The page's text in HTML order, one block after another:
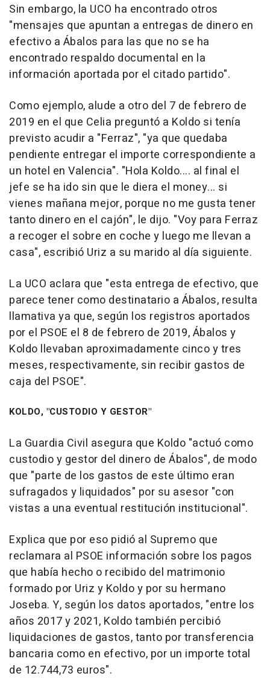
Sin embargo, la UCO ha encontrado otros
"mensajes que apuntan a entregas de dinero en
efectivo a Ábalos para las que no se ha
encontrado respaldo documental en la
información aportada por el citado partido".
Como ejemplo, alude a otro del 7 de febrero de
2019 en el que Celia preguntó a Koldo si tenía
previsto acudir a "Ferraz", "ya que quedaba
pendiente entregar el importe correspondiente a
un hotel en Valencia". "Hola Koldo.... al final el
jefe se ha ido sin que le diera el money... si
vienes mañana mejor, porque no me gusta tener
tanto dinero en el cajón", le dijo. "Voy para Ferraz
a recoger el sobre en coche y luego me llevan a
casa", escribió Uriz a su marido al día siguiente.
La UCO aclara que "esta entrega de efectivo, que
parece tener como destinatario a Ábalos, resulta
llamativa ya que, según los registros aportados
por el PSOE el 8 de febrero de 2019, Ábalos y
Koldo llevaban aproximadamente cinco y tres
meses, respectivamente, sin recibir gastos de
caja del PSOE".
KOLDO, "CUSTODIO Y GESTOR"
La Guardia Civil asegura que Koldo "actuó como
custodio y gestor del dinero de Ábalos", de modo
que "parte de los gastos de este último eran
sufragados y liquidados" por su asesor "con
vistas a una eventual restitución institucional".
Explica que por eso pidió al Supremo que
reclamara al PSOE información sobre los pagos
que había hecho o recibido del matrimonio
formado por Uriz y Koldo y por su hermano
Joseba. Y, según los datos aportados, "entre los
años 2017 y 2021, Koldo también percibió
liquidaciones de gastos, tanto por transferencia
bancaria como en efectivo, por un importe total
de 12.744,73 euros".